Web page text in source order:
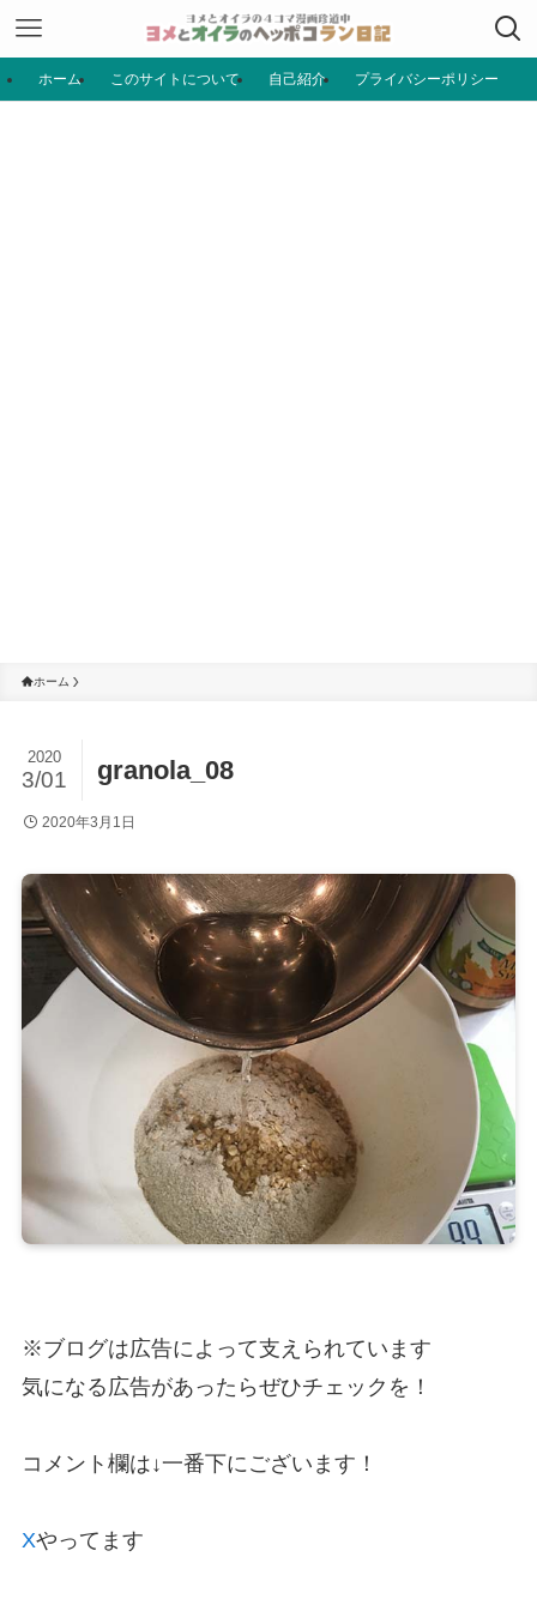
ホーム このサイトについて 自己紹介 プライバシーポリシー
ホーム
granola_08
2020
3/01
2020年3月1日
※ブログは広告によって支えられています
気になる広告があったらぜひチェックを！
コメント欄は↓一番下にございます！
Xやってます